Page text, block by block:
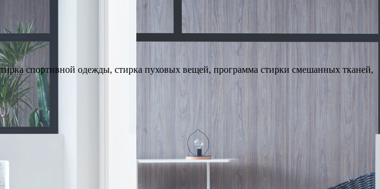
спортивной одежды, стирка пуховых вещей, программа стирки смешанных тканей,